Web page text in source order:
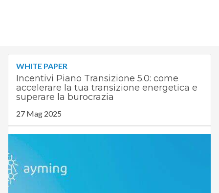
WHITE PAPER
Incentivi Piano Transizione 5.0: come
accelerare la tua transizione energetica e
superare la burocrazia
27 Mag 2025